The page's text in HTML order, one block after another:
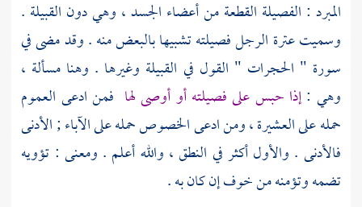
المبرد : الفصيلة القطعة من أعضاء الجسد ، وهي دون القبيلة .
وسميت عترة الرجل فصيلته تشبيها بالبعض منه . وقد مضى في
سورة " الحجرات " القول في القبيلة وغيرها . وهنا مسألة ،
وهي :إذا حبس على فصيلته أو أوصى لها فمن ادعى العموم
حمله على العشيرة ، ومن ادعى الخصوص حمله على الآباء ; الأدنى
فالأدنى . والأول أكثر في النطق ، والله أعلم . ومعنى : تؤويه
تضمه وتؤمنه من خوف إن كان به .